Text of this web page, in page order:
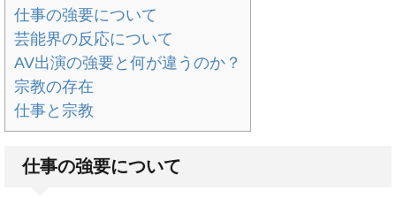
仕事の強要について
芸能界の反応について
AV出演の強要と何が違うのか？
宗教の存在
仕事と宗教
仕事の強要について